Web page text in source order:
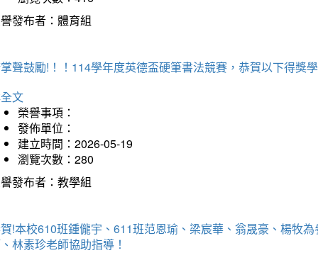
發布者：體育組
聲鼓勵!！！114學年度英德盃硬筆書法競賽，恭賀以下得獎
文
榮譽事項：
發佈單位：
建立時間：2026-05-19
瀏覽次數：280
發布者：教學組
!本校610班鍾儱宇、611班范恩瑜、梁宸華、翁晟豪、楊牧
林素珍老師協助指導！